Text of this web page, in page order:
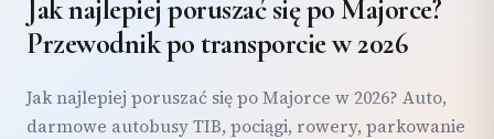
Jak najlepiej poruszać się po Majorce?
Przewodnik po transporcie w 2026
Jak najlepiej poruszać się po Majorce w 2026? Auto,
darmowe autobusy TIB, pociągi, rowery, parkowanie